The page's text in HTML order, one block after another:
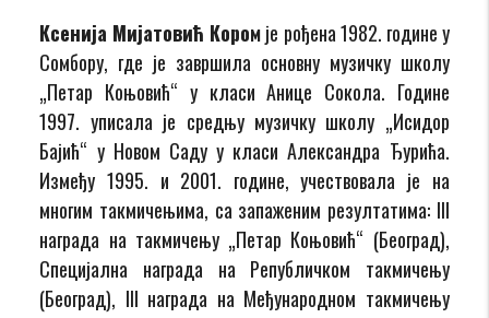
Ксенија Мијатовић Коромје рођена 1982. године у
Сомбору, где је завршила основну музичку школу
„Петар Коњовић“ у класи Анице Сокола. Године
1997. уписала је средњу музичку школу „Исидор
Бајић“ у Новом Саду у класи Александра Ђурића.
Између 1995. и 2001. године, учествовала је на
многим такмичењима, са запаженим резултатима: III
награда на такмичењу „Петар Коњовић“ (Београд),
Специјална награда на Републичком такмичењу
(Београд), III награда на Међународном такмичењу